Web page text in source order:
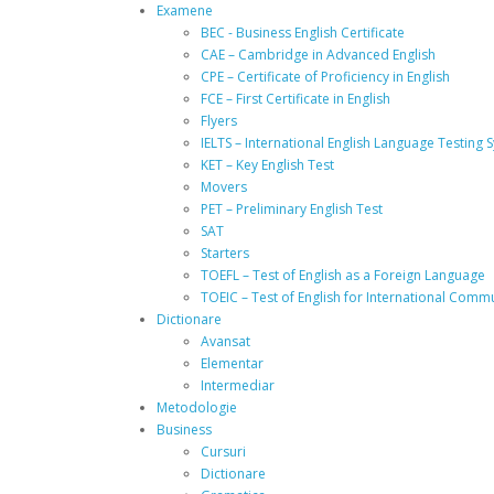
Examene
BEC - Business English Certificate
CAE – Cambridge in Advanced English
CPE – Certificate of Proficiency in English
FCE – First Certificate in English
Flyers
IELTS – International English Language Testing
KET – Key English Test
Movers
PET – Preliminary English Test
SAT
Starters
TOEFL – Test of English as a Foreign Language
TOEIC – Test of English for International
Dictionare
Avansat
Elementar
Intermediar
Metodologie
Business
Cursuri
Dictionare